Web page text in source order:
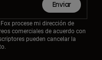
Enviar
procese mi dirección de
comerciales de acuerdo con
pueden cancelar la